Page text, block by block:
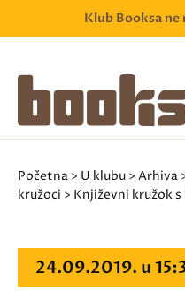
Klub Booksa
Početna > U klubu > Arhiva
kružoci > Književni kružok
24.09.2019. u